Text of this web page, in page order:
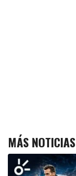
MÁS NOTICIAS